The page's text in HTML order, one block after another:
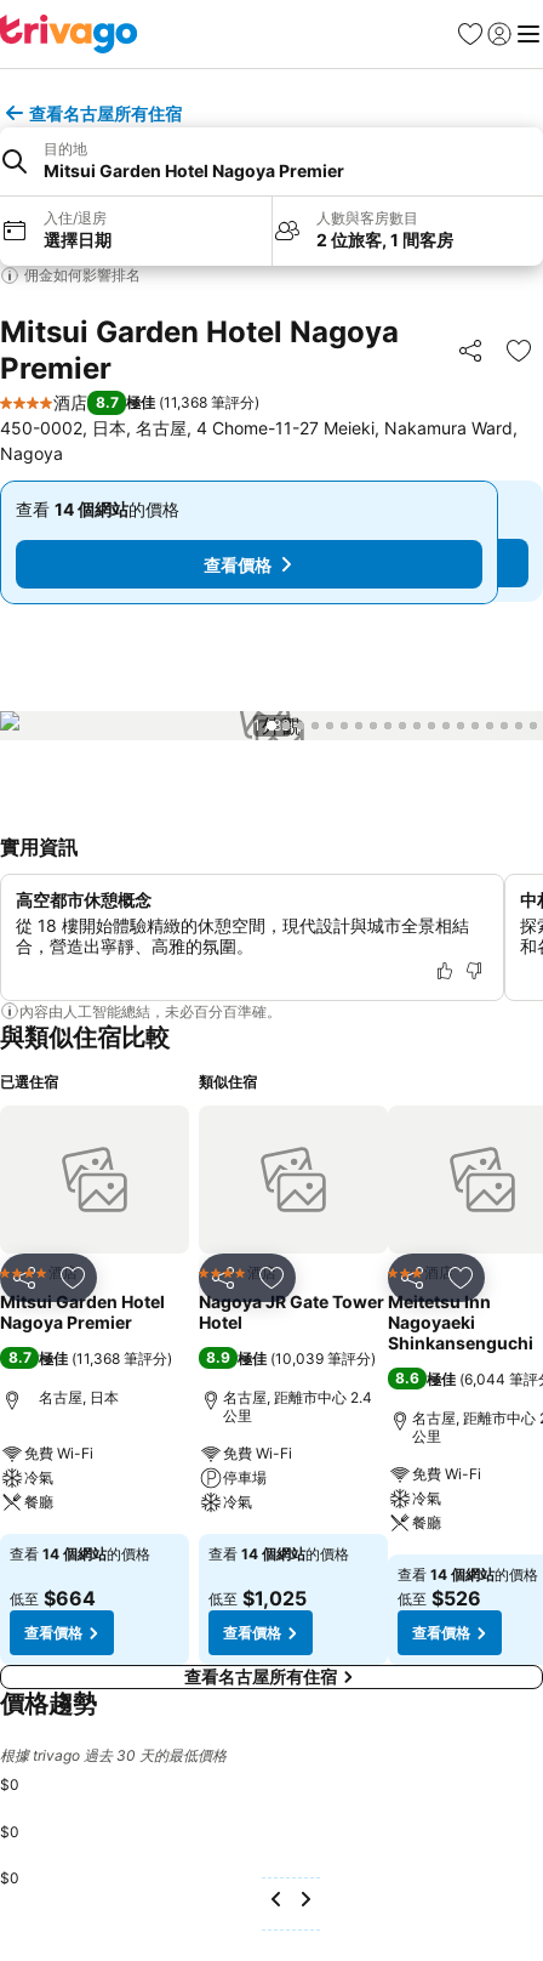
收藏夾
登入 選
查看名古屋所有住宿
目的地
Mitsui Garden Hotel Nagoya Premier
入住/退房
選擇日期
人數與客房數目
2 位旅客, 1 間客房
佣金如何影響排名
Mitsui Garden Hotel Nagoya
Premier
分享 放
4 星級
酒店 8.7 極佳 (11,368 筆評分)
450-0002, 日本, 名古屋, 4 Chome-11-27 Meieki, Nakamura Ward,
Nagoya
查看 14 個網站的價格
至
查看價格
查看 14 個網站的價格
至
$664 查看價格
1 / 83
實用資訊
高空都市休憩概念
從 18 樓開始體驗精緻的休憩空間，現代設計與城市全景相結
合，營造出寧靜、高雅的氛圍。
中
探
和
內容由人工智能總結，未必百分百準確。
與類似住宿比較
已選住宿
分享 放到收藏夾
4 星級 酒店
Mitsui Garden Hotel
Nagoya Premier
8.7 極佳 (11,368 筆評分)
名古屋, 日本
免費 Wi-Fi
冷氣
餐廳
查看價格
查看 14 個網站的價格
低至 $664
查看價格
類似住宿
分享 放到收藏夾
4 星級 酒店
Nagoya JR Gate Tower
Hotel
8.9 極佳 (10,039 筆評分)
名古屋, 距離市中心 2.4
公里
免費 Wi-Fi
停車場
冷氣
查看價格
查看 14 個網站的價格
低至 $1,025
查看價格
分享 放到收藏
3 星級酒店
Meitetsu Inn
Nagoyaeki
Shinkansenguchi
8.6 極佳 (6,044 筆評
名古屋, 距離市中心
公里
免費 Wi-Fi
冷氣
餐廳
查看價格
查看 14 個網站的價格
低至 $526
查看價格
查看名古屋所有住宿
價格趨勢
根據 trivago 過去 30 天的最低價格
$0
$0
$0